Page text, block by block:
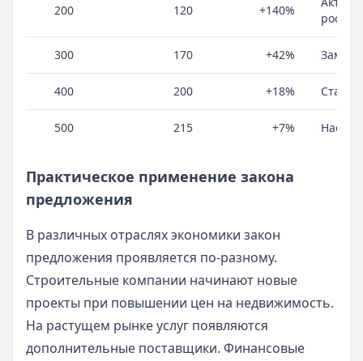
200 120 +140%
рост
300 170 +42%
400 200 +18%
500 215 +7%
Практическое применение закона
предложения
В различных отраслях экономики закон
предложения проявляется по-разному.
Строительные компании начинают новые
проекты при повышении цен на недвижимость.
На растущем рынке услуг появляются
дополнительные поставщики. Финансовые